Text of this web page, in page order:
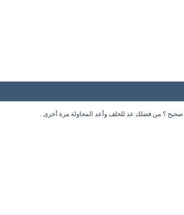
؟ من فضلك عد للخلف وأعد المحاولة مرة أخرى .